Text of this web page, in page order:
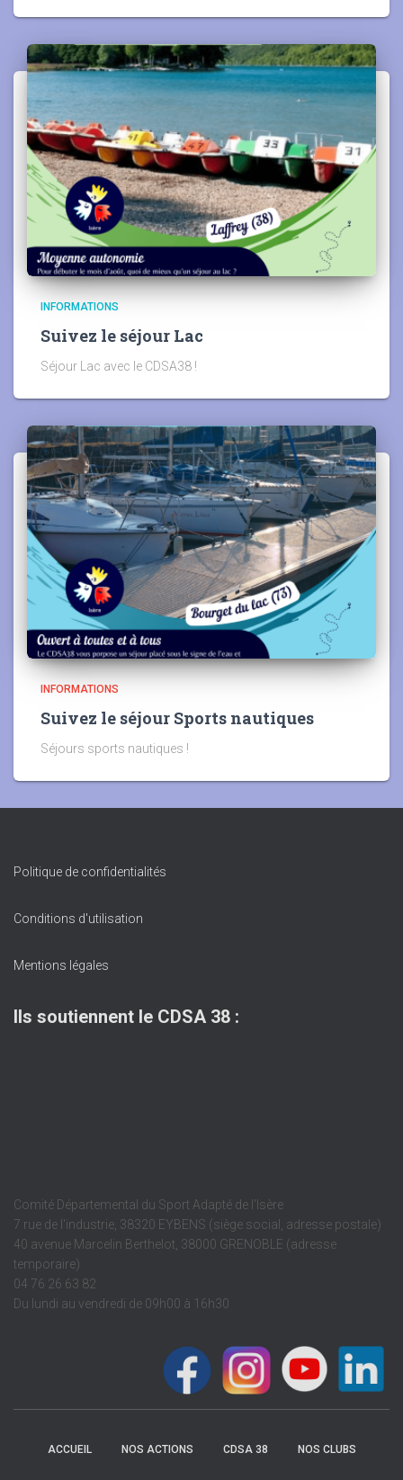
INFORMATIONS
Suivez le séjour Lac
Séjour Lac avec le CDSA38 !
INFORMATIONS
Suivez le séjour Sports nautiques
Séjours sports nautiques !
Politique de confidentialités
Conditions d'utilisation
Mentions légales
Ils soutiennent le CDSA 38 :
Comité Départemental du Sport Adapté de l'Isère
7 rue de l'industrie, 38320 EYBENS (siège social, adresse postale)
40 avenue Marcelin Berthelot, 38000 GRENOBLE (adresse
temporaire)
04 76 26 63 82
Du lundi au vendredi de 09h00 à 16h30
ACCUEIL NOS ACTIONS CDSA 38 NOS CLUBS